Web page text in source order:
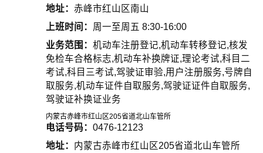
地址： 赤峰市红山区南山
上班时间： 周一至周五 8:30-16:00
业务范围： 机动车注册登记,机动车转移登记,核发
免检车合格标志,机动车补换牌证,理论考试,科目二
考试,科目三考试,驾驶证审验,用户注册服务,号牌自
取服务,机动车证件自取服务,驾驶证证件自取服务,
驾驶证补换证业务
内蒙古赤峰市红山区205省道北山车管所
电话号码： 0476-12123
地址： 内蒙古赤峰市红山区205省道北山车管所